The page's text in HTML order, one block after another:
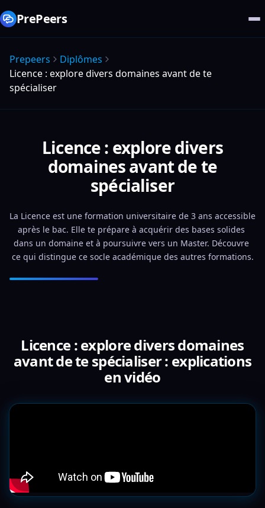
PrePeers
Prepeers
Diplômes
Licence : explore divers domaines avant de te
spécialiser
Licence : explore divers
domaines avant de te
spécialiser
La Licence est une formation universitaire de 3 ans accessible
après le bac. Elle te prépare à acquérir des bases solides
dans un domaine et à poursuivre vers un Master. Découvre
ce qui distingue ce socle académique des autres formations.
Licence : explore divers domaines
avant de te spécialiser : explications
en vidéo